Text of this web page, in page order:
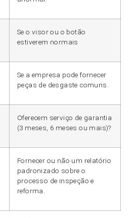
Se o visor ou o botão
estiverem normais
Se a empresa pode fornecer
peças de desgaste comuns.
Oferecem serviço de garantia
(3 meses, 6 meses ou mais)?
Fornecer ou não um relatório
padronizado sobre o
processo de inspeção e
reforma.